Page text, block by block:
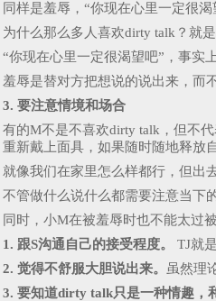
同样是羞辱，“你现在心里一定很
为什么那么多人喜欢dirty talk？就
“你现在心里一定很渴望吧”，事实
羞辱是替对方把想说的说出来，而
3. 要注意情境和场合
有的M不是不喜欢dirty talk，但不
重新戴上面具，如果随时随地释放
就像我们在家里怎么样都行，但出
不管做什么说什么都需要注意当下
同时，小M在被羞辱时也不能太过被
1. 跟S沟通自己的接受程度。
TJ就
2. 觉得不舒服大胆说出来。 虽然理
3. 要知道dirty talk只是一种情趣，